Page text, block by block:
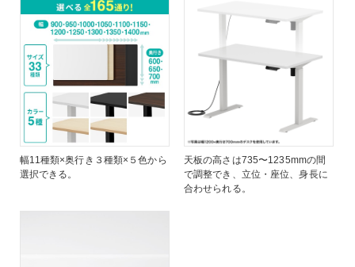
幅11種類×奥行き３種類×５色から
選択できる。
天板の高さは735〜1235mmの間
で調整でき、立位・座位、身長に
合わせられる。